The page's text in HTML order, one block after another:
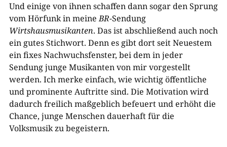
Und einige von ihnen schaffen dann sogar den Sprung
vom Hörfunk in meineBR-Sendung
Wirtshausmusikanten. Das ist abschließend auch noch
ein gutes Stichwort. Denn es gibt dort seit Neuestem
ein fixes Nachwuchsfenster, bei dem in jeder
Sendung junge Musikanten von mir vorgestellt
werden. Ich merke einfach, wie wichtig öffentliche
und prominente Auftritte sind. Die Motivation wird
dadurch freilich maßgeblich befeuert und erhöht die
Chance, junge Menschen dauerhaft für die
Volksmusik zu begeistern.